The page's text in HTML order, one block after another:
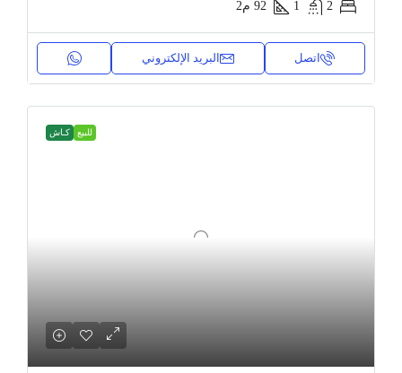
2
1
92 م2
اتصل البريد الإلكتروني
للبيع كـاش